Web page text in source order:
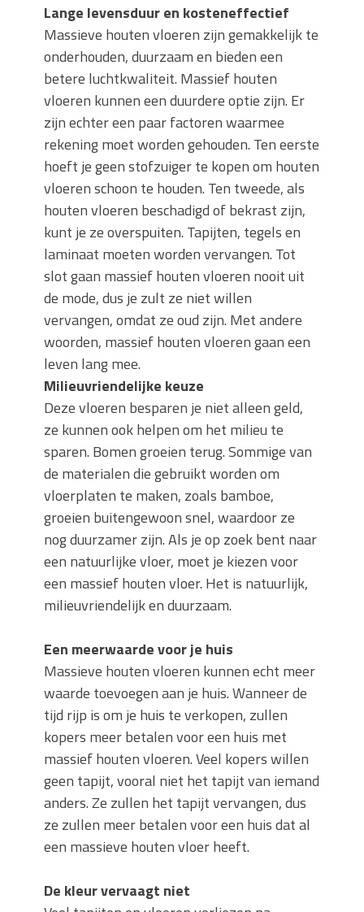
Lange levensduur en kosteneffectief
Massieve houten vloeren zijn gemakkelijk te
onderhouden, duurzaam en bieden een
betere luchtkwaliteit. Massief houten
vloeren kunnen een duurdere optie zijn. Er
zijn echter een paar factoren waarmee
rekening moet worden gehouden. Ten eerste
hoeft je geen stofzuiger te kopen om houten
vloeren schoon te houden. Ten tweede, als
houten vloeren beschadigd of bekrast zijn,
kunt je ze overspuiten. Tapijten, tegels en
laminaat moeten worden vervangen. Tot
slot gaan massief houten vloeren nooit uit
de mode, dus je zult ze niet willen
vervangen, omdat ze oud zijn. Met andere
woorden, massief houten vloeren gaan een
leven lang mee.
Milieuvriendelijke keuze
Deze vloeren besparen je niet alleen geld,
ze kunnen ook helpen om het milieu te
sparen. Bomen groeien terug. Sommige van
de materialen die gebruikt worden om
vloerplaten te maken, zoals bamboe,
groeien buitengewoon snel, waardoor ze
nog duurzamer zijn. Als je op zoek bent naar
een natuurlijke vloer, moet je kiezen voor
een massief houten vloer. Het is natuurlijk,
milieuvriendelijk en duurzaam.
Een meerwaarde voor je huis
Massieve houten vloeren kunnen echt meer
waarde toevoegen aan je huis. Wanneer de
tijd rijp is om je huis te verkopen, zullen
kopers meer betalen voor een huis met
massief houten vloeren. Veel kopers willen
geen tapijt, vooral niet het tapijt van iemand
anders. Ze zullen het tapijt vervangen, dus
ze zullen meer betalen voor een huis dat al
een massieve houten vloer heeft.
De kleur vervaagt niet